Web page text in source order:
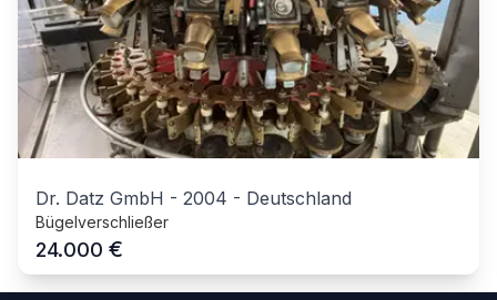
Dr. Datz GmbH - 2004 - Deutschland
Bügelverschließer
24.000 €